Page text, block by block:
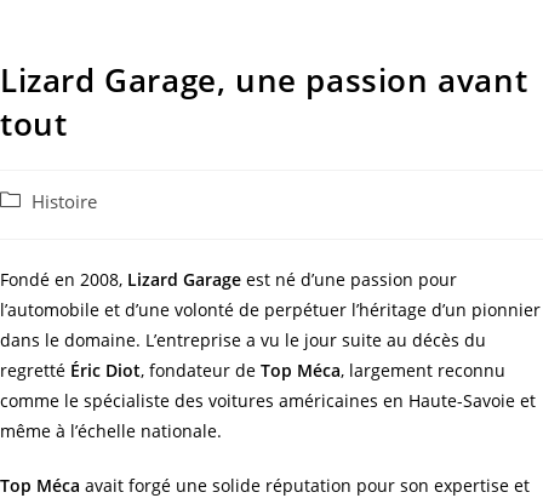
Lizard Garage, une passion avant
tout
Histoire
Fondé en 2008, Lizard Garage est né d’une passion pour
l’automobile et d’une volonté de perpétuer l’héritage d’un pionnier
dans le domaine. L’entreprise a vu le jour suite au décès du
regretté Éric Diot, fondateur de Top Méca, largement reconnu
comme le spécialiste des voitures américaines en Haute-Savoie et
même à l’échelle nationale.
Top Méca avait forgé une solide réputation pour son expertise et